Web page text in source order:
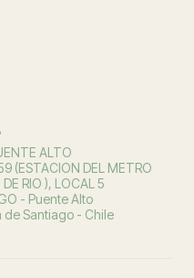
ALTO
(ESTACION DEL METRO
RIO ), LOCAL 5
- Puente Alto
de Santiago - Chile